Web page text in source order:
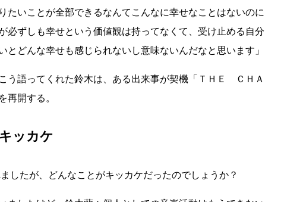
たいことが全部できるなんてこんなに幸せなことはないのに
ずしも幸せという価値観は持ってなくて、受け止める自分
どんな幸せも感じられないし意味ないんだなと思います」
う語ってくれた鈴木は、ある出来事が契機「ＴＨＥ ＣＨＡ
再開する。
ッカケ
たが、どんなことがキッカケだったのでしょうか？